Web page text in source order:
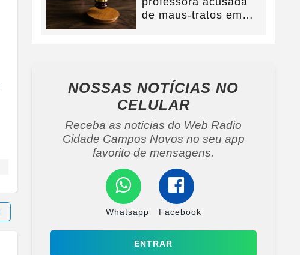
de maus-tratos em
NOSSAS NOTÍCIAS NO
CELULAR
Receba as notícias do Web Radio
Cidade Campos Novos no seu app
favorito de mensagens.
Whatsapp Facebook
ENTRAR